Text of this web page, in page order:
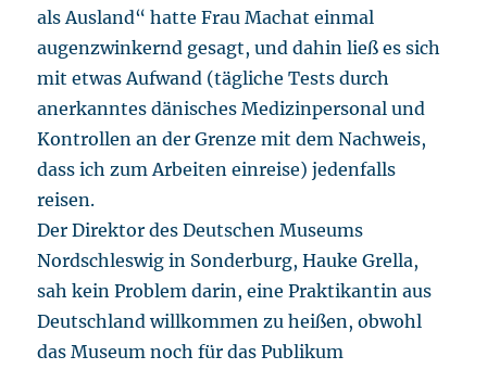
als Ausland“ hatte Frau Machat einmal
augenzwinkernd gesagt, und dahin ließ es sich
mit etwas Aufwand (tägliche Tests durch
anerkanntes dänisches Medizinpersonal und
Kontrollen an der Grenze mit dem Nachweis,
dass ich zum Arbeiten einreise) jedenfalls
reisen.
Der Direktor des Deutschen Museums
Nordschleswig in Sonderburg, Hauke Grella,
sah kein Problem darin, eine Praktikantin aus
Deutschland willkommen zu heißen, obwohl
das Museum noch für das Publikum